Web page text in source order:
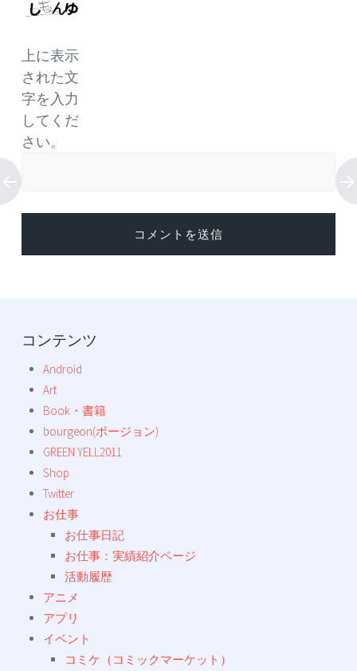
上に表示
された文
字を入力
してくだ
さい。
コンテンツ
Android
Art
Book・書籍
bourgeon(ボージョン)
GREEN YELL2011
Shop
Twitter
お仕事
お仕事日記
お仕事：実績紹介ページ
活動履歴
アニメ
アプリ
イベント
コミケ（コミックマーケット）